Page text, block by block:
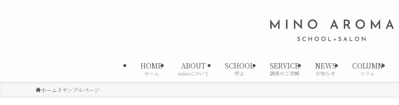
HOME
ホーム
ABOUT
minoについて
SCHOOL
学ぶ
SERVICE
調香のご依頼
NEWS
お知らせ
COLUMN
コラム
ホーム サンプルページ